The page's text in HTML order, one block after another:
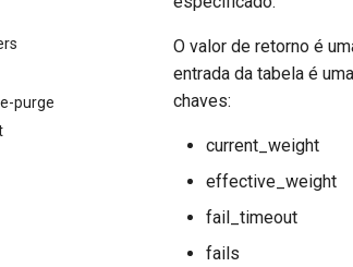
purge
O valor de retorno é
entrada da tabela é
chaves:
current_weight
effective_weight
fail_timeout
fails